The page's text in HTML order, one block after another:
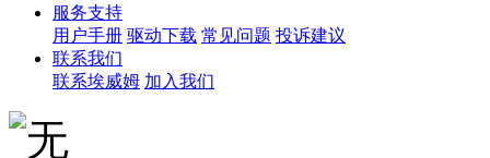
服务支持
用户手册 驱动下载 常见问题 投诉建议
联系我们
联系埃威姆 加入我们